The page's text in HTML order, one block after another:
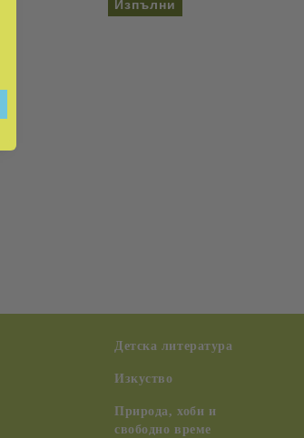
Детска литература
Изкуство
Природа, хоби и
свободно време